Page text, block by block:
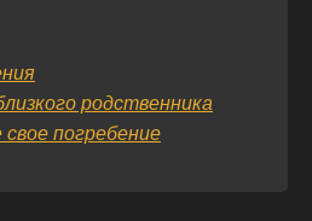
родственника
погребение